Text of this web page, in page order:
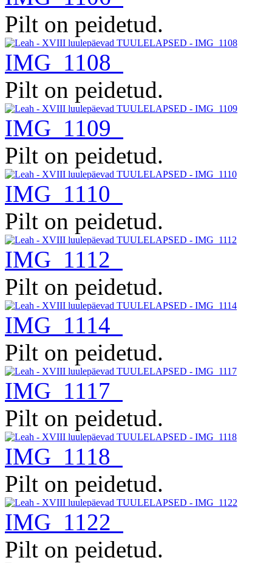
Pilt on peidetud.
IMG_1108
Pilt on peidetud.
IMG_1109
Pilt on peidetud.
IMG_1110
Pilt on peidetud.
IMG_1112
Pilt on peidetud.
IMG_1114
Pilt on peidetud.
IMG_1117
Pilt on peidetud.
IMG_1118
Pilt on peidetud.
IMG_1122
Pilt on peidetud.